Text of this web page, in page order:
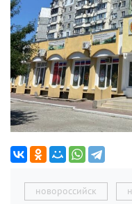
новороссийск